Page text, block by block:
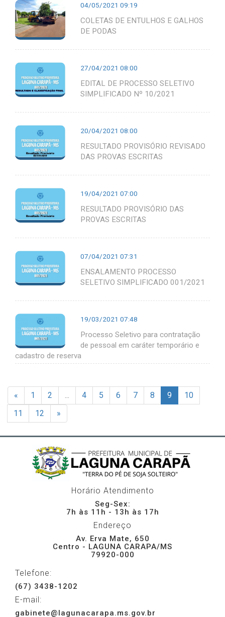
04/05/2021 09:19
COLETAS DE ENTULHOS E GALHOS
DE PODAS
27/04/2021 08:00
EDITAL DE PROCESSO SELETIVO
SIMPLIFICADO Nº 10/2021
20/04/2021 08:00
RESULTADO PROVISÓRIO REVISADO
DAS PROVAS ESCRITAS
19/04/2021 07:00
RESULTADO PROVISÓRIO DAS
PROVAS ESCRITAS
07/04/2021 07:31
ENSALAMENTO PROCESSO
SELETIVO SIMPLIFICADO 001/2021
19/03/2021 07:48
Processo Seletivo para contratação
de pessoal em caráter temporário e
cadastro de reserva
« 1 2 4 5 6 7 8 9
10
11
12 »
Horário Atendimento
Seg-Sex:
7h às 11h - 13h às 17h
Endereço
Av. Erva Mate, 650
Centro - LAGUNA CARAPA/MS
79920-000
Telefone:
(67) 3438-1202
E-mail:
gabinete@lagunacarapa.ms.gov.br